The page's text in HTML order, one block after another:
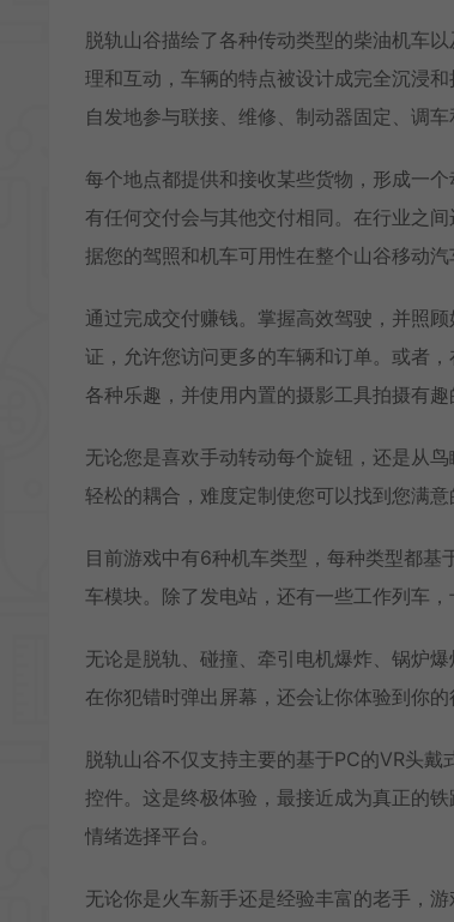
脱轨山谷描绘了各种传动类型的柴油机车
理和互动，车辆的特点被设计成完全沉浸
自发地参与联接、维修、制动器固定、调车
每个地点都提供和接收某些货物，形成一
有任何交付会与其他交付相同。在行业之
据您的驾照和机车可用性在整个山谷移动汽
通过完成交付赚钱。掌握高效驾驶，并照
证，允许您访问更多的车辆和订单。或者
各种乐趣，并使用内置的摄影工具拍摄有趣
无论您是喜欢手动转动每个旋钮，还是从
轻松的耦合，难度定制使您可以找到您满意
目前游戏中有6种机车类型，每种类型都
车模块。除了发电站，还有一些工作列车
无论是脱轨、碰撞、牵引电机爆炸、锅炉
在你犯错时弹出屏幕，还会让你体验到你
脱轨山谷不仅支持主要的基于PC的VR头
控件。这是终极体验，最接近成为真正的
情绪选择平台。
无论你是火车新手还是经验丰富的老手，